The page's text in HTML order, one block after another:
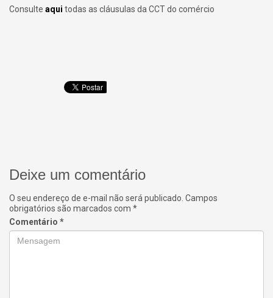
Consulte aqui todas as cláusulas da CCT do comércio
Deixe um comentário
O seu endereço de e-mail não será publicado. Campos
obrigatórios são marcados com *
Comentário *